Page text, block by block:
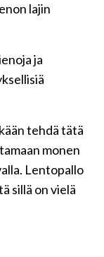
lajin
ja
tehdä tätä
monen
Lentopallo
sillä on vielä